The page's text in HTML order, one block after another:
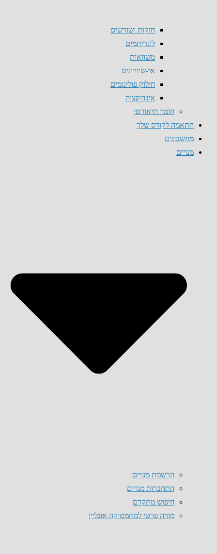
חזקות ושורשים
לוגריתמים
משוואות
אי-שיוויונים
חילוק פולינומים
אינדוקציה
חומר תיאורטי
התאמה לקורס שלך
מחשבונים
מנויים
הרשמת מנויים
התחברות מנויים
חיפוש מתקדם
מורה פרטי למתמטיקה אונליין